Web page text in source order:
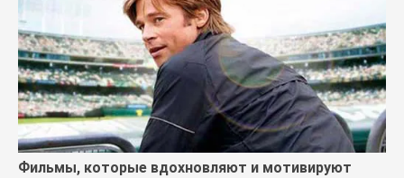
Фильмы, которые вдохновляют и мотивируют